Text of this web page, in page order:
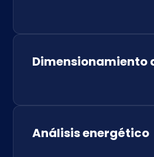
Dimensionamiento
Análisis energético